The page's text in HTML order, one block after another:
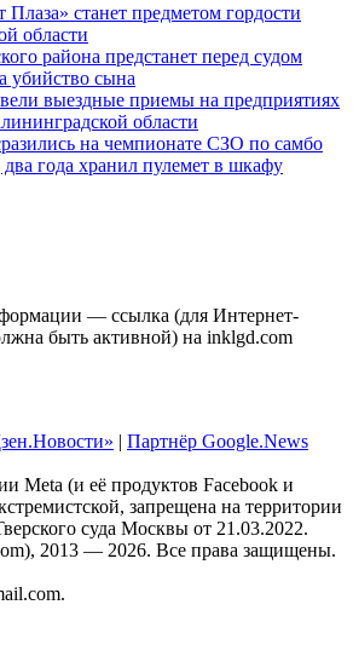
станет предметом гордости
области
района предстанет перед судом
убийство сына
выездные приемы на предприятиях
области
на чемпионате СЗО по самбо
года хранил пулемет в шкафу
— ссылка (для Интернет-
быть активной) на inklgd.com
| Партнёр Google.News
Meta (и её продуктов Facebook и
запрещена на территории
суда Москвы от 21.03.2022.
2013 — 2026. Все права защищены.